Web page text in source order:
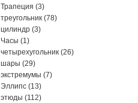
Трапеция (3)
треугольник (78)
цилиндр (3)
Часы (1)
четырехугольник (26)
шары (29)
экстремумы (7)
Эллипс (13)
этюды (112)